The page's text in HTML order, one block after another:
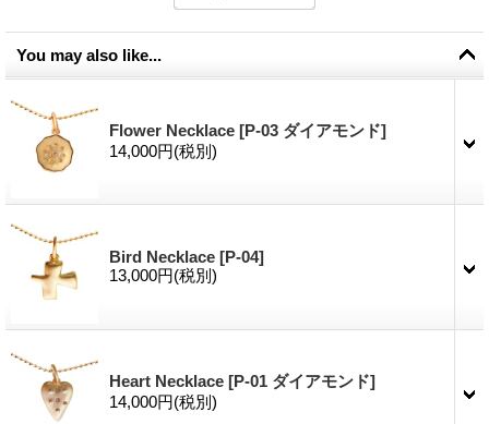
You may also like...
Flower Necklace [P-03 ダイアモンド]
14,000円(税別)
Bird Necklace [P-04]
13,000円(税別)
Heart Necklace [P-01 ダイアモンド]
14,000円(税別)